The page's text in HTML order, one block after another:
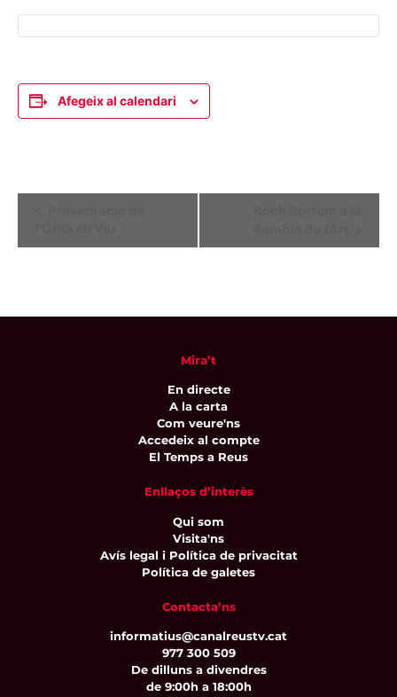
Afegeix al calendari
Mira’t
En directe
A la carta
Com veure'ns
Accedeix al compte
El Temps a Reus
Enllaços d’interès
Qui som
Visita'ns
Avís legal i Política de privacitat
Política de galetes
Contacta’ns
informatius@canalreustv.cat
977 300 509
De dilluns a divendres
de 9:00h a 18:00h